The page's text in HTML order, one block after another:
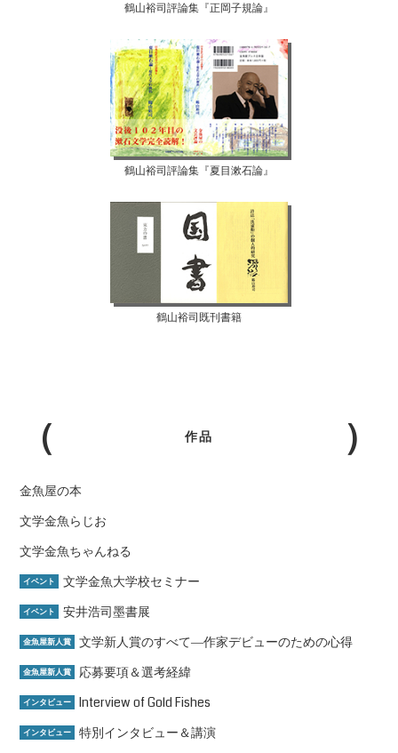
鶴山裕司評論集『正岡子規論』
鶴山裕司評論集『夏目漱石論』
鶴山裕司既刊書籍
作品
金魚屋の本
文学金魚らじお
文学金魚ちゃんねる
イベント 文学金魚大学校セミナー
イベント 安井浩司墨書展
金魚屋新人賞 文学新人賞のすべて―作家デビューのための心得
金魚屋新人賞 応募要項＆選考経緯
インタビュー Interview of Gold Fishes
インタビュー 特別インタビュー＆講演